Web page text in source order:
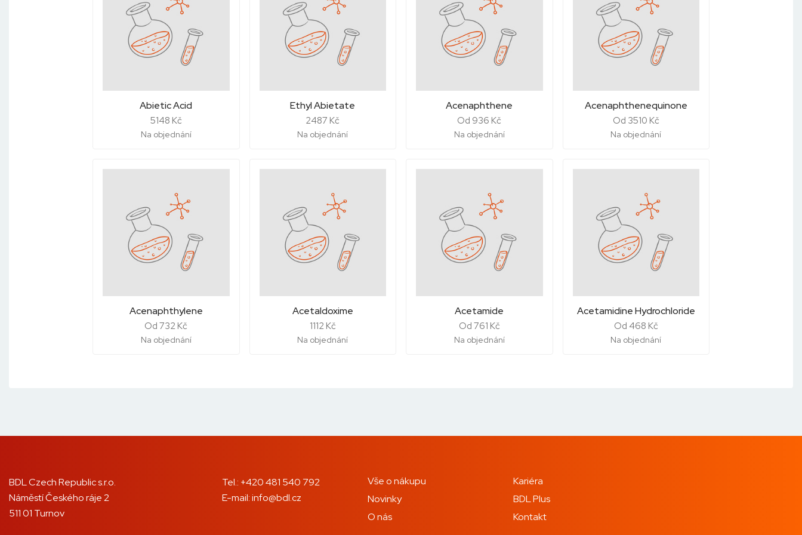
Abietic Acid
5148 Kč
Na objednání
Ethyl Abietate
2487 Kč
Na objednání
Acenaphthene
Od 936 Kč
Na objednání
Acenaphthenequinone
Od 3510 Kč
Na objednání
Acenaphthylene
Od 732 Kč
Na objednání
Acetaldoxime
1112 Kč
Na objednání
Acetamide
Od 761 Kč
Na objednání
Acetamidine Hydrochloride
Od 468 Kč
Na objednání
BDL Czech Republic s.r.o.
Náměstí Českého ráje 2
511 01 Turnov
Tel.: +420 481 540 792
E-mail:info@bdl.cz
Vše o nákupu
Novinky
O nás
Kariéra
BDL Plus
Kontakt